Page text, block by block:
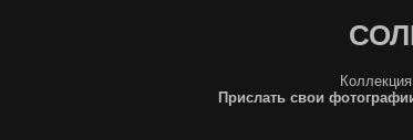
Прислать свои